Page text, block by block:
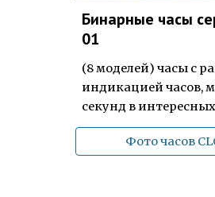
Бинарные часы
01
(8 моделей) часы с
индикацией часов,
секунд в
Фото часов